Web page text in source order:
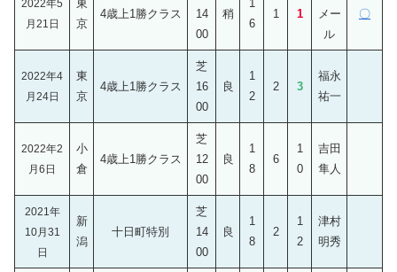
2022年5
月21日
東
京
4歳上1勝クラス
14
00
稍
1
6
1 1
メー
ル
〇
2022年4
月24日
東
京
4歳上1勝クラス
芝
16
00
良
1
2
2 3
福永
祐一
2022年2
月6日
小
倉
4歳上1勝クラス
芝
12
00
良
1
8
6
1
0
吉田
隼人
2021年
10月31
日
新
潟
十日町特別
芝
14
00
良
1
8
2
1
2
津村
明秀